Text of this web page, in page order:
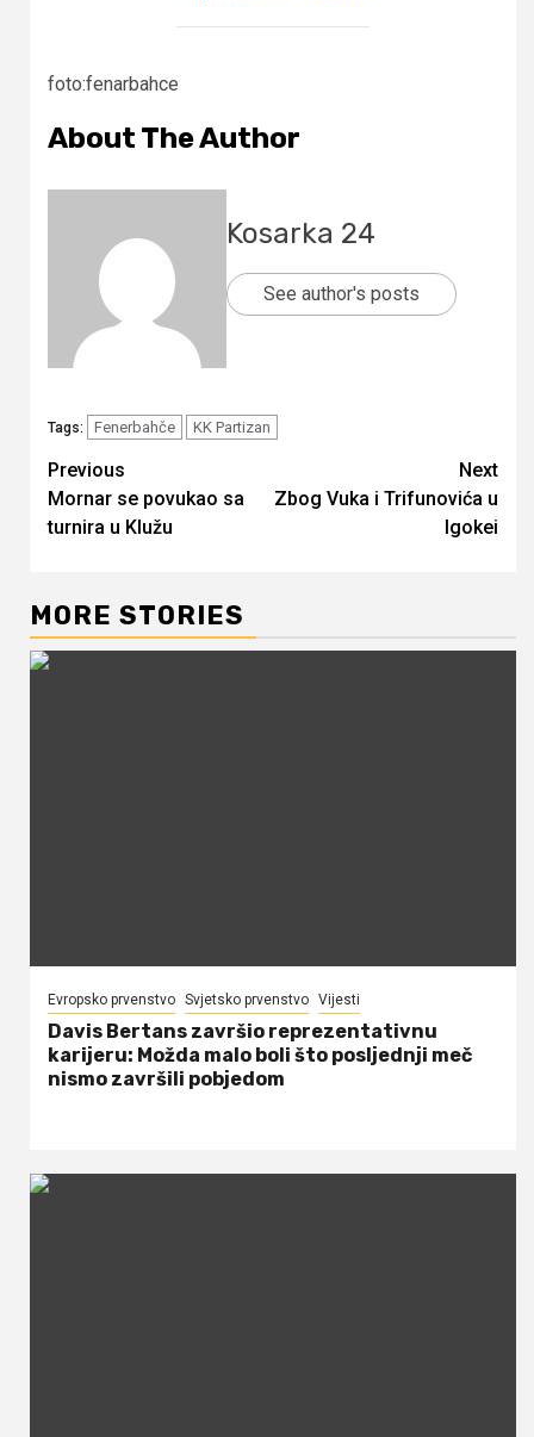
foto:fenarbahce
About The Author
Kosarka 24
See author's posts
Tags: Fenerbahče KK Partizan
Continue
Reading
Previous
Mornar se povukao sa
turnira u Klužu
Next
Zbog Vuka i Trifunovića u
Igokei
MORE STORIES
Evropsko prvenstvo Svjetsko prvenstvo Vijesti
Davis Bertans završio reprezentativnu
karijeru: Možda malo boli što posljednji meč
nismo završili pobjedom